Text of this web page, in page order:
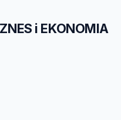
i EKONOMIA